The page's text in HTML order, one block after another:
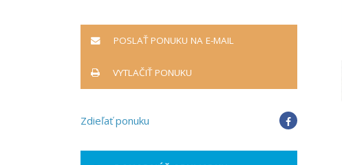
POSLAŤ PONUKU NA E-MAIL
VYTLAČIŤ PONUKU
Zdieľať ponuku